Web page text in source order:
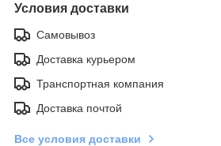
Условия доставки
Самовывоз
Доставка курьером
Транспортная компания
Доставка почтой
Все условия доставки